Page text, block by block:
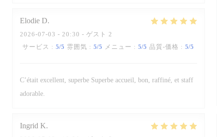
Elodie D
2026-07-03 - 20:30 - ゲスト 2
サービス : 5/5 雰囲気 : 5/5 メニュー : 5/5 品質-価格 : 5/5
C’était excellent, superbe Superbe accueil, bon, raffiné, et staff
adorable.
Ingrid K